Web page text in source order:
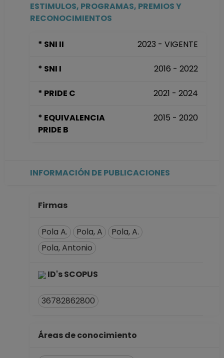
Escuela Nacional
Morelia, Michoacán
hasta 15-03-2024
CARRERA
Definitivo
Morelia, Michoacán
Desde 16-10-2015
Instituto de
Geofísica
ESTIMULOS, PROGRAMAS, PREMIOS Y
RECONOCIMIENTOS
* SNI II 2023 - VIGENTE
* SNI I 2016 - 2022
* PRIDE C 2021 - 2024
* EQUIVALENCIA
PRIDE B
2015 - 2020
INFORMACIÓN DE PUBLICACIONES
Firmas
Pola A. Pola, A
Pola, A.
Pola, Antonio
ID's SCOPUS
36782862800
Áreas de conocimiento